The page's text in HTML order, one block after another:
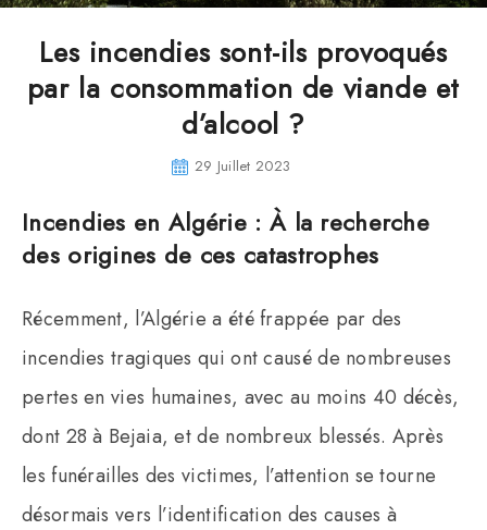
Les incendies sont-ils provoqués
par la consommation de viande et
d’alcool ?
29 Juillet 2023
Incendies en Algérie : À la recherche
des origines de ces catastrophes
Récemment, l’Algérie a été frappée par des
incendies tragiques qui ont causé de nombreuses
pertes en vies humaines, avec au moins 40 décès,
dont 28 à Bejaia, et de nombreux blessés. Après
les funérailles des victimes, l’attention se tourne
désormais vers l’identification des causes à